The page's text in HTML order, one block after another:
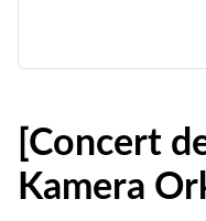
[Concert
Kamera